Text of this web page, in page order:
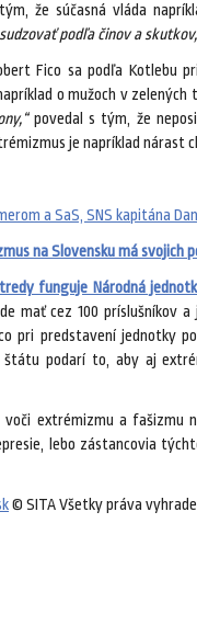
že súčasná vláda
podľa činov a
Fico sa podľa Kotlebu
o mužoch v zelených
povedal s tým, že
je napríklad nárast
a SaS, SNS kapitána
na Slovensku má svojich
funguje Národná
mať cez 100 príslušníkov
pri predstavení jednotky
podarí to, aby aj
voči extrémizmu a fašizmu
lebo zástancovia
© SITA Všetky práva